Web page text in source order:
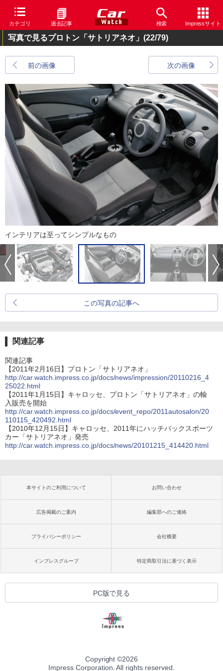
カテゴリ 過去記事 検索 Impressサイト
写真で見るプロトン「サトリアネオ」 (22/79)
前の画像 次の画像
インテリアは至ってシンプルなもの
この写真の記事へ
関連記事
関連記事
【2011年2月16日】プロトン「サトリアネオ」
http://car.watch.impress.co.jp/docs/news/impression/20110216_4
25022.html
【2011年1月15日】キャロッセ、プロトン「サトリアネオ」の輸
入販売を開始
http://car.watch.impress.co.jp/docs/event_repo/2011autosalon/20
110115_420492.html
【2010年12月15日】キャロッセ、2011年にハッチバックスポーツ
カー「サトリアネオ」発売
http://car.watch.impress.co.jp/docs/news/20101215_414420.html
本サイトのご利用について お問い合わせ
広告掲載のご案内 編集部へのご連絡
プライバシーポリシー 会社概要
インプレスグループ 特定商取引法に基づく表示
PC版で見る
Copyright ©2026
Impress Corporation. All rights reserved.